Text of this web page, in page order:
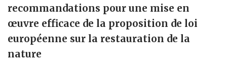
recommandations pour une mise en
œuvre efficace de la proposition de loi
européenne sur la restauration de la
nature